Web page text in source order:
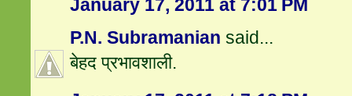
January 17, 2011 at 7:01 PM
P.N. Subramanian said...
बेहद प्रभावशाली.